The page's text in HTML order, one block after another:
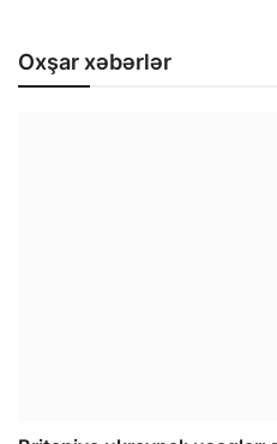
Oxşar xəbərlər